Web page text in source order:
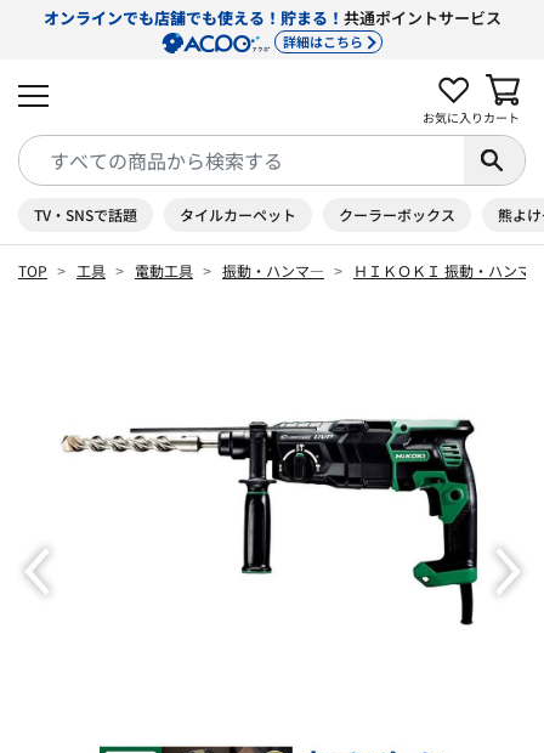
オンラインでも店舗でも使える！貯まる！ 共通ポイントサービス
詳細はこちら
お気に入り カート
TV・SNSで話題 タイルカーペット クーラーボックス 熊よ
TOP 工具 電動工具 振動・ハンマ― ＨＩＫＯＫＩ 振動・ハンマ